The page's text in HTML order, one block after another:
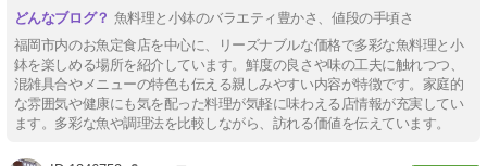
魚料理と小鉢のバラエティ豊かさ、値段の手頃さ
福岡市内のお魚定食店を中心に、リーズナブルな価格で多彩な魚料理と小
鉢を楽しめる場所を紹介しています。鮮度の良さや味の工夫に触れつつ、
混雑具合やメニューの特色も伝える親しみやすい内容が特徴です。家庭的
な雰囲気や健康にも気を配った料理が気軽に味わえる店情報が充実してい
ます。多彩な魚や調理法を比較しながら、訪れる価値を伝えています。